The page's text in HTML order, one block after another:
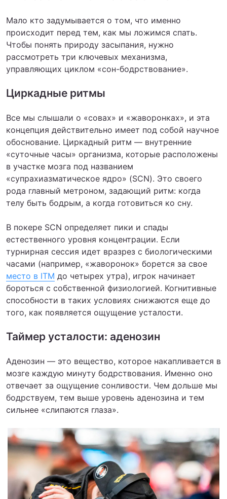
Мало кто задумывается о том, что именно
происходит перед тем, как мы ложимся спать.
Чтобы понять природу засыпания, нужно
рассмотреть три ключевых механизма,
управляющих циклом «сон-бодрствование».
Циркадные ритмы
Все мы слышали о «совах» и «жаворонках», и эта
концепция действительно имеет под собой научное
обоснование. Циркадный ритм — внутренние
«суточные часы» организма, которые расположены
в участке мозга под названием
«супрахиазматическое ядро» (SCN). Это своего
рода главный метроном, задающий ритм: когда
телу быть бодрым, а когда готовиться ко сну.
В покере SCN определяет пики и спады
естественного уровня концентрации. Если
турнирная сессия идет вразрез с биологическими
часами (например, «жаворонок» борется за свое
место в ITM до четырех утра), игрок начинает
бороться с собственной физиологией. Когнитивные
способности в таких условиях снижаются еще до
того, как появляется ощущение усталости.
Таймер усталости: аденозин
Аденозин — это вещество, которое накапливается в
мозге каждую минуту бодрствования. Именно оно
отвечает за ощущение сонливости. Чем дольше мы
бодрствуем, тем выше уровень аденозина и тем
сильнее «слипаются глаза».